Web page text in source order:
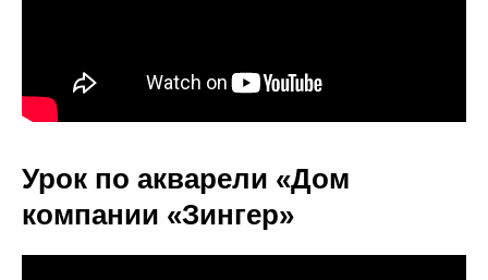
Урок по акварели «Дом
компании «Зингер»